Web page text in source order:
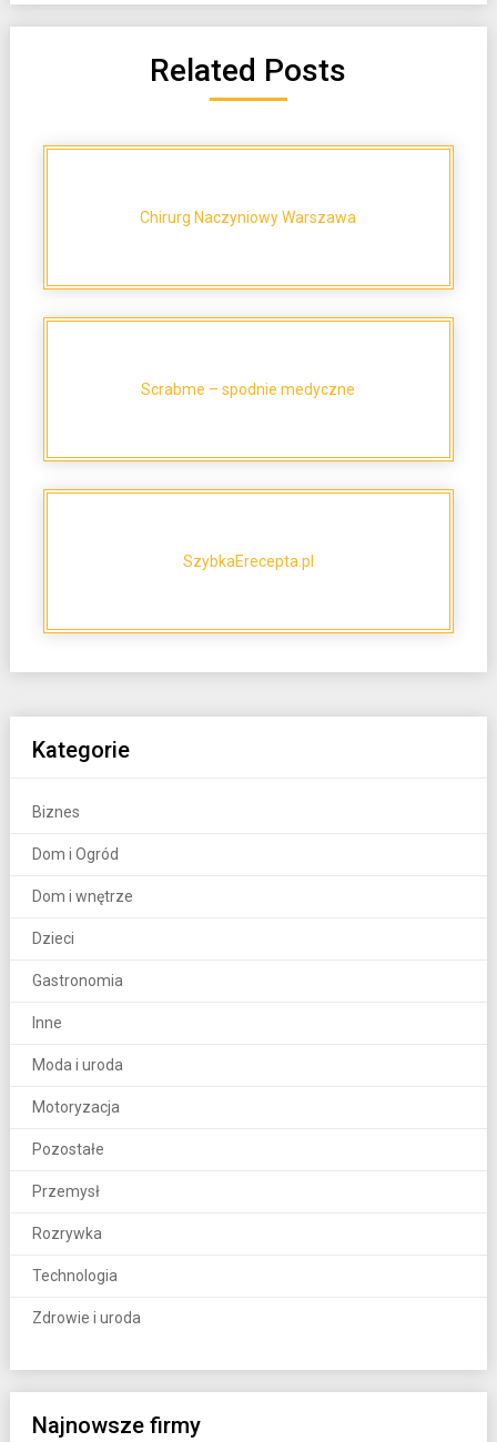
Related Posts
Chirurg Naczyniowy Warszawa
Scrabme – spodnie medyczne
SzybkaErecepta.pl
Kategorie
Biznes
Dom i Ogród
Dom i wnętrze
Dzieci
Gastronomia
Inne
Moda i uroda
Motoryzacja
Pozostałe
Przemysł
Rozrywka
Technologia
Zdrowie i uroda
Najnowsze firmy